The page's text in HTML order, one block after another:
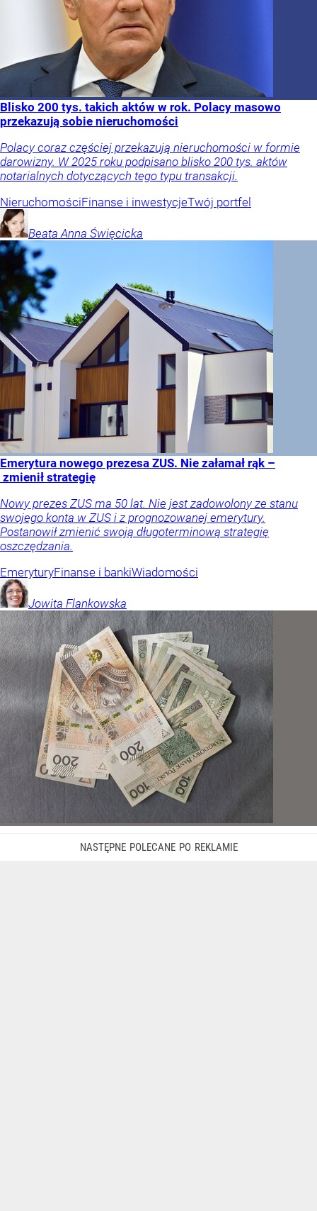
Blisko 200 tys. takich aktów w rok. Polacy masowo
przekazują sobie nieruchomości
Polacy coraz częściej przekazują nieruchomości w formie
darowizny. W 2025 roku podpisano blisko 200 tys. aktów
notarialnych dotyczących tego typu transakcji.
NieruchomościFinanse i inwestycjeTwój portfel
Beata Anna Święcicka
Emerytura nowego prezesa ZUS. Nie załamał rąk –
zmienił strategię
Nowy prezes ZUS ma 50 lat. Nie jest zadowolony ze stanu
swojego konta w ZUS i z prognozowanej emerytury.
Postanowił zmienić swoją długoterminową strategię
oszczędzania.
EmeryturyFinanse i bankiWiadomości
Jowita Flankowska